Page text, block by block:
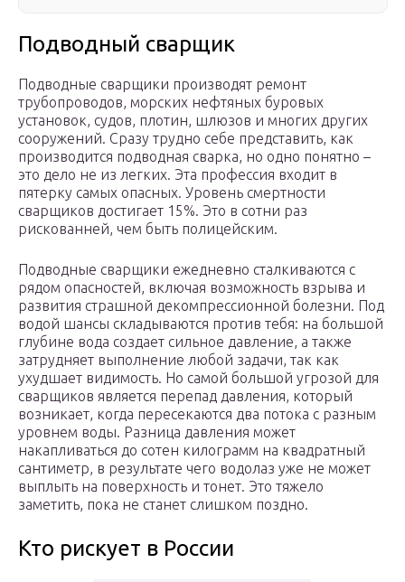
Подводный сварщик
Подводные сварщики производят ремонт
трубопроводов, морских нефтяных буровых
установок, судов, плотин, шлюзов и многих других
сооружений. Сразу трудно себе представить, как
производится подводная сварка, но одно понятно –
это дело не из легких. Эта профессия входит в
пятерку самых опасных. Уровень смертности
сварщиков достигает 15%. Это в сотни раз
рискованней, чем быть полицейским.
Подводные сварщики ежедневно сталкиваются с
рядом опасностей, включая возможность взрыва и
развития страшной декомпрессионной болезни. Под
водой шансы складываются против тебя: на большой
глубине вода создает сильное давление, а также
затрудняет выполнение любой задачи, так как
ухудшает видимость. Но самой большой угрозой для
сварщиков является перепад давления, который
возникает, когда пересекаются два потока с разным
уровнем воды. Разница давления может
накапливаться до сотен килограмм на квадратный
сантиметр, в результате чего водолаз уже не может
выплыть на поверхность и тонет. Это тяжело
заметить, пока не станет слишком поздно.
Кто рискует в России